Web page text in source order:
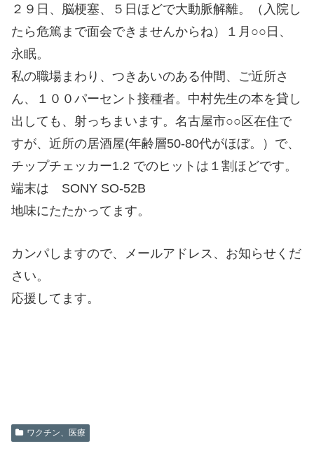
２９日、脳梗塞、５日ほどで大動脈解離。（入院し
たら危篤まで面会できませんからね）１月○○日、
永眠。
私の職場まわり、つきあいのある仲間、ご近所さ
ん、１００パーセント接種者。中村先生の本を貸し
出しても、射っちまいます。名古屋市○○区在住で
すが、近所の居酒屋(年齢層50-80代がほぼ。）で、
チップチェッカー1.2 でのヒットは１割ほどです。
端末は SONY SO-52B
地味にたたかってます。
カンパしますので、メールアドレス、お知らせくだ
さい。
応援してます。
ワクチン、医療